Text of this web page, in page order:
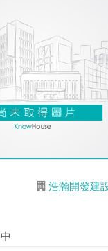
浩瀚開發建